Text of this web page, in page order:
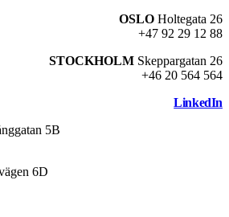
OSLO Holtegata 26
+47 92 29 12 88
STOCKHOLM Skeppargatan 26
+46 20 564 564
LinkedIn
5B
6D